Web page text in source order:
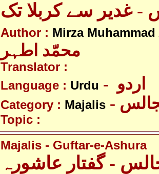
Author : Mirza Muhammad
محمّد اطہر
Translator :
Language : Urdu
Category : Majalis
Topic :
Majalis - Guftar-e-Ashura